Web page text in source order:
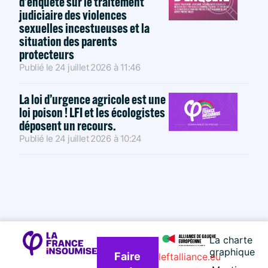
judiciaire des violences
sexuelles incestueuses et la
situation des parents
protecteurs
Publié le 24 juillet 2026 à 11:46
La loi d’urgence agricole est une
loi poison ! LFI et les écologistes
déposent un recours.
Publié le 24 juillet 2026 à 10:24
Faire
La charte
graphique
leftalliance.eu